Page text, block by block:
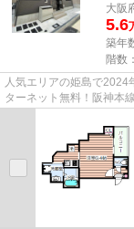
大阪
5.6
築年
階数
人気エリアの姫島で2024
ターネット無料！阪神本